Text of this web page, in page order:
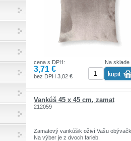
Povrch vankúšika: Hebký Micro Velvet
- 100% polyester
Výplň vankúšika: Trojrozmerné duté
Šité ako uzavretý vankúšik.
Pranie: veľmi šetrné pranie v práčke,
teplota 60 °C, veľmi mierne mechanické
Na sklade
cena s DPH:
3,71 €
bez DPH 3,02 €
Vankúš 45 x 45 cm, zamat
212059
Zamatový vankúšik oživí Vašu
Na výber je z dvoch farieb.